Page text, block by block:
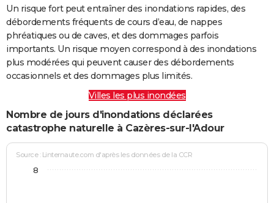
Un risque fort peut entraîner des inondations rapides, des
débordements fréquents de cours d’eau, de nappes
phréatiques ou de caves, et des dommages parfois
importants. Un risque moyen correspond à des inondations
plus modérées qui peuvent causer des débordements
occasionnels et des dommages plus limités.
Villes les plus inondées
Nombre de jours d'inondations déclarées
catastrophe naturelle à Cazères-sur-l'Adour
Source : Linternaute.com d'après les données de la CCR
8